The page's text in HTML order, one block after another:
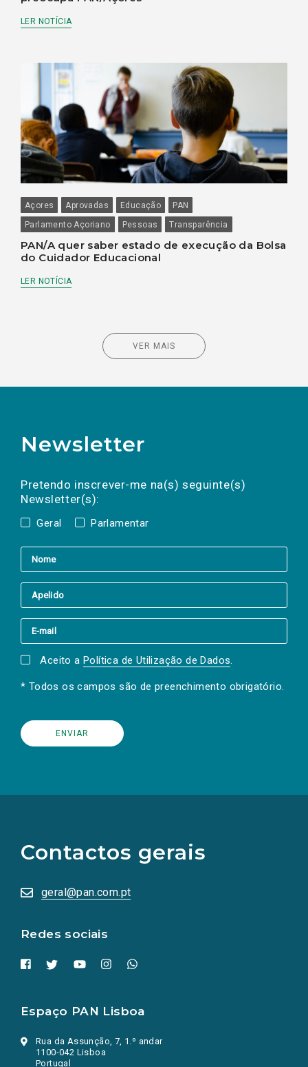
LER NOTÍCIA
Açores Aprovadas Educação
PAN
Parlamento Açoriano
Pessoas Transparência
PAN/A quer saber estado de execução da Bolsa
do Cuidador Educacional
LER NOTÍCIA
VER MAIS
Newsletter
Pretendo inscrever-me na(s) seguinte(s)
Newsletter(s):
Geral Parlamentar
a(s) newsletter(s).
mail
Aceito a Política de Utilização de Dados.
* Todos os campos são de preenchimento obrigatório.
Contactos gerais
geral@pan.com.pt
Redes sociais
redes
sociais
numa
nova
Espaço PAN Lisboa
Rua da Assunção, 7, 1.º andar
1100-042 Lisboa
Portugal